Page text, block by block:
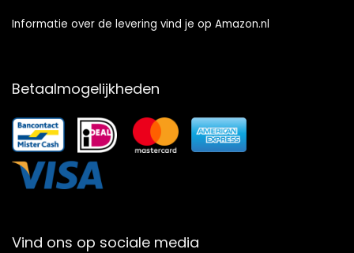
Informatie over de levering vind je op Amazon.nl
Betaalmogelijkheden
Vind ons op sociale media